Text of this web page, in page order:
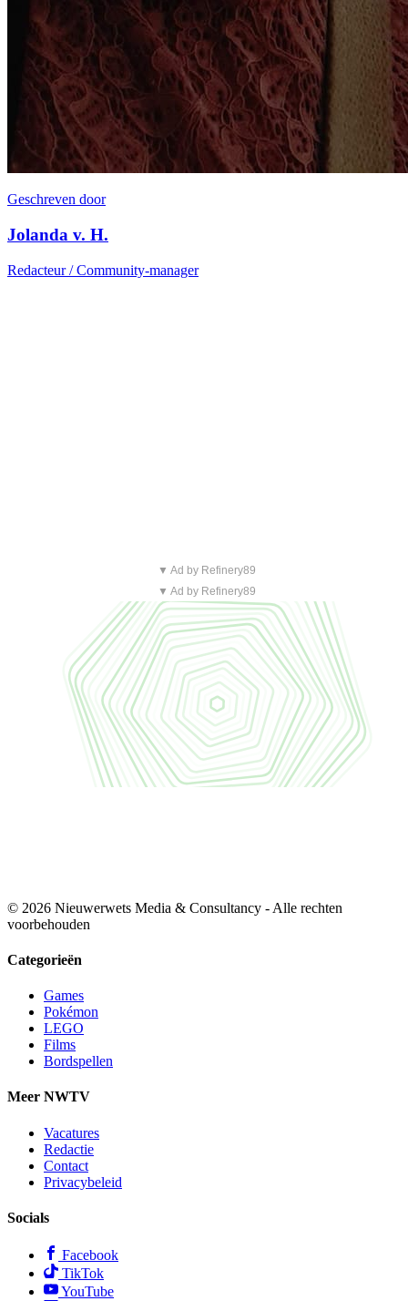
Geschreven door
Jolanda v. H.
Redacteur / Community-manager
▼ Ad by Refinery89
▼ Ad by Refinery89
© 2026 Nieuwerwets Media & Consultancy - Alle rechten
voorbehouden
Categorieën
Games
Pokémon
LEGO
Films
Bordspellen
Meer NWTV
Vacatures
Redactie
Contact
Privacybeleid
Socials
Facebook
TikTok
YouTube